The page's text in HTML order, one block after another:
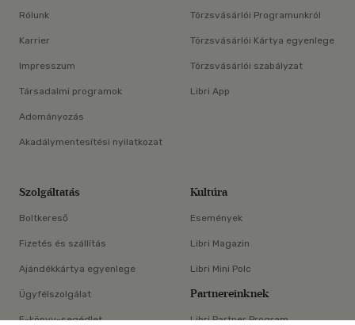
Rólunk
Karrier
Impresszum
Társadalmi programok
Adományozás
Akadálymentesítési nyilatkozat
Törzsvásárlói Programunkról
Törzsvásárlói Kártya egyenlege
Törzsvásárlói szabályzat
Libri App
Szolgáltatás
Boltkereső
Fizetés és szállítás
Ajándékkártya egyenlege
Ügyfélszolgálat
E-könyv-segédlet
Kultúra
Események
Libri Magazin
Libri Mini Polc
Partnereinknek
Libri Partner Program